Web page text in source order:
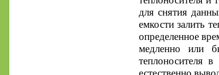
для снятия
емкости залить
определенное
медленно или
теплоносителя